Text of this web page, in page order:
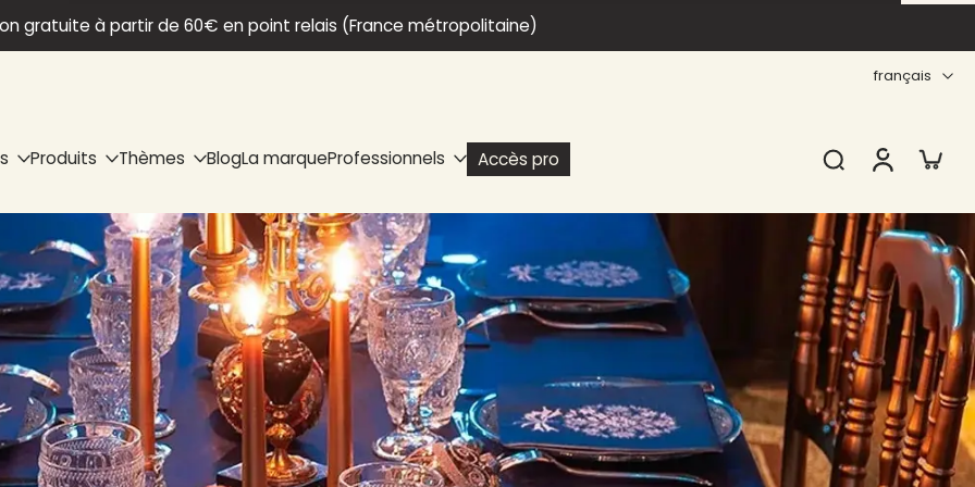
gratuite à partir de 60€ en point relais (France métropolitaine)
français
Produits Thèmes BlogLa marqueProfessionnels Accès pro